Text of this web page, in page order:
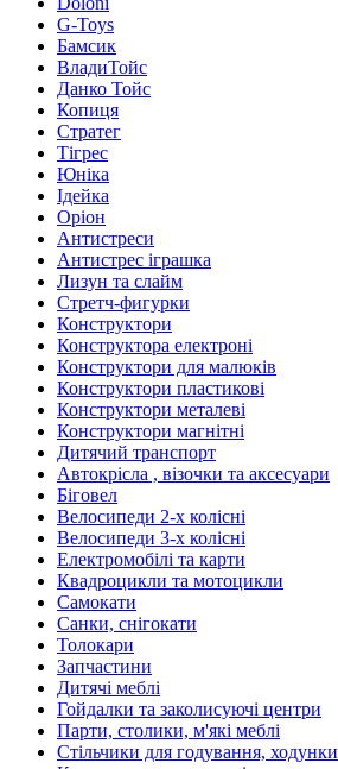
G-Toys
Бамсик
ВладиТойс
Данко Тойс
Копиця
Стратег
Тігрес
Юніка
Ідейка
Оріон
Антистреси
Антистрес іграшка
Лизун та слайм
Стретч-фигурки
Конструктори
Конструктора електроні
Конструктори для малюків
Конструктори пластикові
Конструктори металеві
Конструктори магнітні
Дитячий транспорт
Автокрісла , візочки та аксесуари
Біговел
Велосипеди 2-х колісні
Велосипеди 3-х колісні
Електромобілі та карти
Квадроцикли та мотоцикли
Самокати
Санки, снігокати
Толокари
Запчастини
Дитячі меблі
Гойдалки та заколисуючі центри
Парти, столики, м'які меблі
Стільчики для годування, ходунки